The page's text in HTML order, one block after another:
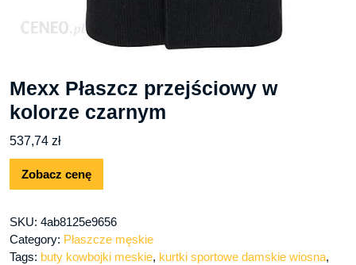
Mexx Płaszcz przejściowy w
kolorze czarnym
537,74 zł
Zobacz cenę
SKU: 4ab8125e9656
Category: Płaszcze męskie
Tags: buty kowbojki meskie, kurtki sportowe damskie wiosna,